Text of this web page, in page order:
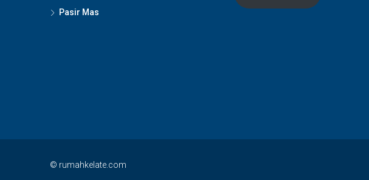
Pasir Mas
© rumahkelate.com